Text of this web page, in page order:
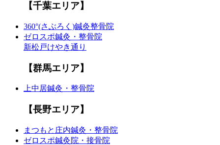
【千葉エリア】
360°(さぶろく)鍼灸整骨院
ゼロスポ鍼灸・整骨院
新松戸けやき通り
【群馬エリア】
上中居鍼灸・整骨院
【長野エリア】
まつもと庄内鍼灸・整骨院
ゼロスポ鍼灸院・接骨院